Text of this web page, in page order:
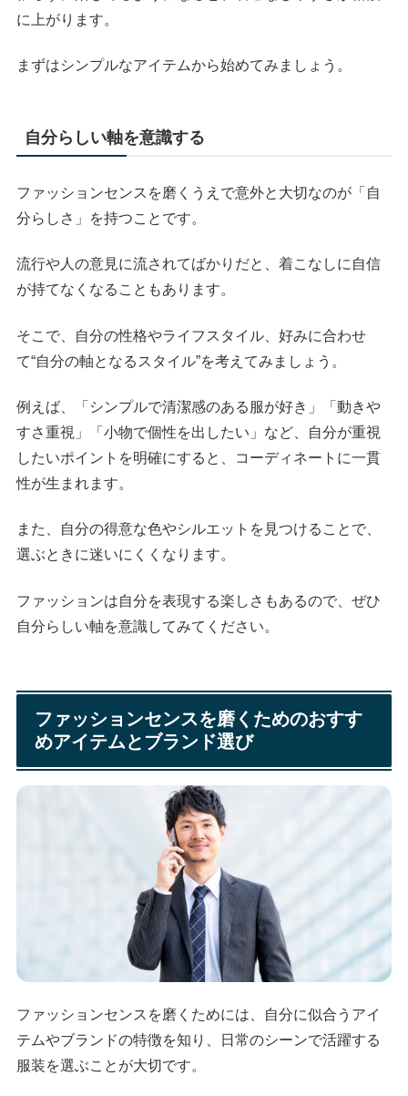
に上がります。
まずはシンプルなアイテムから始めてみましょう。
自分らしい軸を意識する
ファッションセンスを磨くうえで意外と大切なのが「自
分らしさ」を持つことです。
流行や人の意見に流されてばかりだと、着こなしに自信
が持てなくなることもあります。
そこで、自分の性格やライフスタイル、好みに合わせ
て“自分の軸となるスタイル”を考えてみましょう。
例えば、「シンプルで清潔感のある服が好き」「動きや
すさ重視」「小物で個性を出したい」など、自分が重視
したいポイントを明確にすると、コーディネートに一貫
性が生まれます。
また、自分の得意な色やシルエットを見つけることで、
選ぶときに迷いにくくなります。
ファッションは自分を表現する楽しさもあるので、ぜひ
自分らしい軸を意識してみてください。
ファッションセンスを磨くためのおすす
めアイテムとブランド選び
ファッションセンスを磨くためには、自分に似合うアイ
テムやブランドの特徴を知り、日常のシーンで活躍する
服装を選ぶことが大切です。